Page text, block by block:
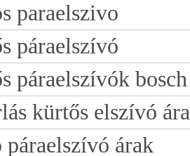
paraelszivo
páraelszívó
páraelszívók bosch
kürtős elszívó
páraelszívó árak